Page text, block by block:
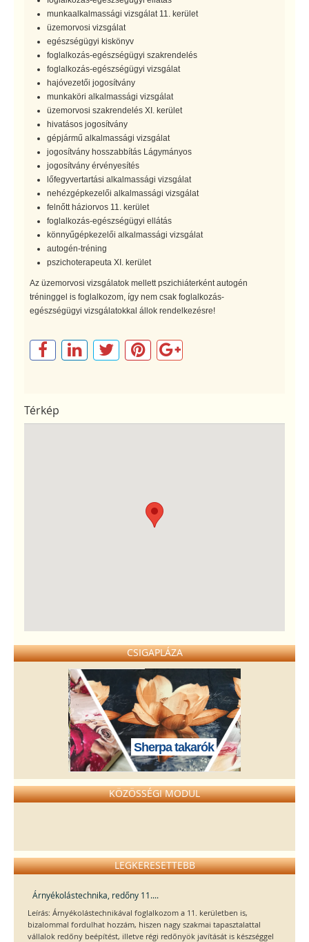
munkaalkalmassági vizsgálat 11. kerület
üzemorvosi vizsgálat
egészségügyi kiskönyv
foglalkozás-egészségügyi szakrendelés
foglalkozás-egészségügyi vizsgálat
hajóvezetői jogosítvány
munkaköri alkalmassági vizsgálat
üzemorvosi szakrendelés XI. kerület
hivatásos jogosítvány
gépjármű alkalmassági vizsgálat
jogosítvány hosszabbítás Lágymányos
jogosítvány érvényesítés
lőfegyvertartási alkalmassági vizsgálat
nehézgépkezelői alkalmassági vizsgálat
felnőtt háziorvos 11. kerület
foglalkozás-egészségügyi ellátás
könnyűgépkezelői alkalmassági vizsgálat
autogén-tréning
pszichoterapeuta XI. kerület
Az üzemorvosi vizsgálatok mellett pszichiáterként autogén
tréninggel is foglalkozom, így nem csak foglalkozás-
egészségügyi vizsgálatokkal állok rendelkezésre!
Térkép
CSIGAPLÁZA
Sherpa takarók
KÖZÖSSÉGI MODUL
LEGKERESETTEBB
Árnyékolástechnika, redőny 11....
Leírás: Árnyékolástechnikával foglalkozom a 11. kerületben is,
bizalommal fordulhat hozzám, hiszen nagy szakmai tapasztalattal
vállalok redőny beépítést, illetve régi redőnyök javítását is készséggel